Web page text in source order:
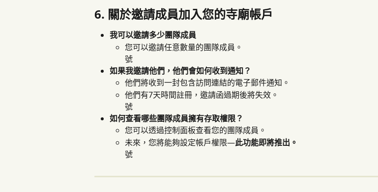
6. 關於邀請成員加入您的寺廟帳戶
我可以邀請多少團隊成員
您可以邀請任意數量的團隊成員。
號
如果我邀請他們，他們會如何收到通知？
他們將收到一封包含訪問連結的電子郵件通知。
他們有7天時間註冊，邀請函過期後將失效。
號
如何查看哪些團隊成員擁有存取權限？
您可以透過控制面板查看您的團隊成員。
未來，您將能夠設定帳戶權限—此功能即將推出。
號